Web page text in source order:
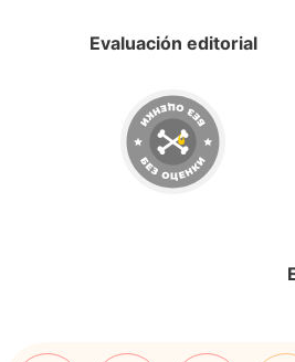
Evaluación editorial